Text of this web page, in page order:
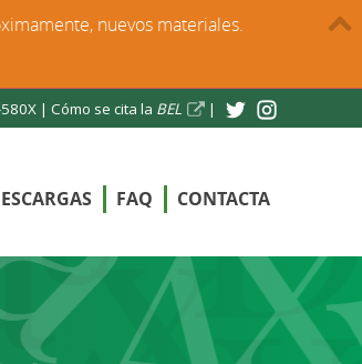
| Cómo se cita la BEL |
FAQ CONTACTA
nuevos materiales.